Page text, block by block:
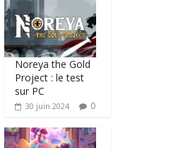
Noreya the Gold
Project : le test
sur PC
30 juin 2024 0